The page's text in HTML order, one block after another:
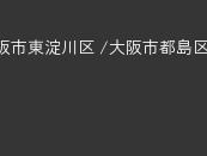
市東淀川区 大阪市都島